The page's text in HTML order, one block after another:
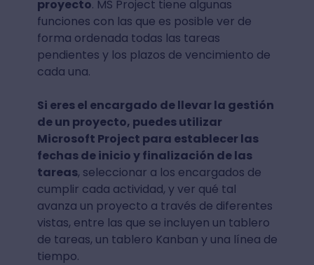
proyecto. MS Project tiene algunas
funciones con las que es posible ver de
forma ordenada todas las tareas
pendientes y los plazos de vencimiento de
cada una.
Si eres el encargado de llevar la gestión
de un proyecto, puedes utilizar
Microsoft Project para establecer las
fechas de inicio y finalización de las
tareas, seleccionar a los encargados de
cumplir cada actividad, y ver qué tal
avanza un proyecto a través de diferentes
vistas, entre las que se incluyen un tablero
de tareas, un tablero Kanban y una línea de
tiempo.